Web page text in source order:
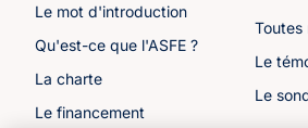
Le mot d'introduction
Qu'est-ce que l'ASFE ?
La charte
Le financement
Toutes
Le
Le